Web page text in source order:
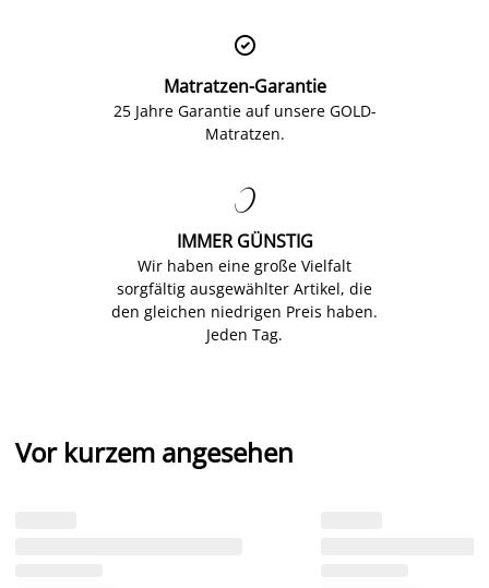

Matratzen-Garantie
25 Jahre Garantie auf unsere GOLD-
Matratzen.

IMMER GÜNSTIG
Wir haben eine große Vielfalt
sorgfältig ausgewählter Artikel, die
den gleichen niedrigen Preis haben.
Jeden Tag.
Vor kurzem angesehen